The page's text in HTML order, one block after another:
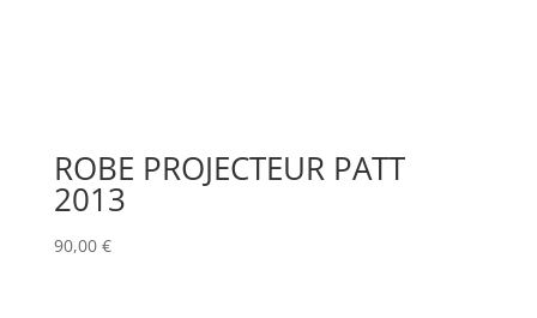
ROBE PROJECTEUR PATT
2013
90,00 €